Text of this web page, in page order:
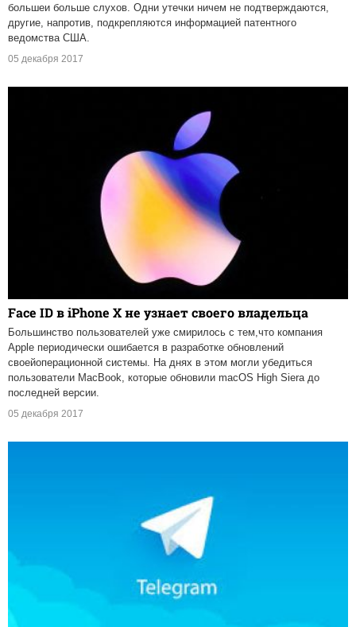
большеи больше слухов. Одни утечки ничем не подтверждаются,
другие, напротив, подкрепляются информацией патентного
ведомства США.
05 декабря 2017
Face ID в iPhone X не узнает своего владельца
Большинство пользователей уже смирилось с тем,что компания
Apple периодически ошибается в разработке обновлений
своейоперационной системы. На днях в этом могли убедиться
пользователи MacBook, которые обновили macOS High Siera до
последней версии.
05 декабря 2017